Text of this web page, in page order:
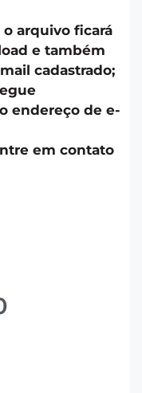
o arquivo ficará
e também
cadastrado;
endereço de e-
em contato